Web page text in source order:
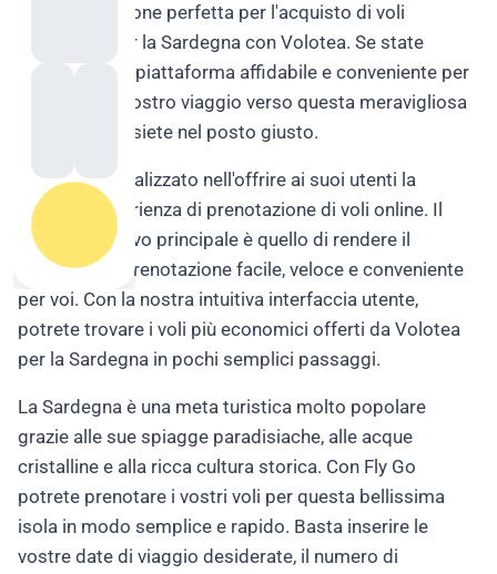
offre la soluzione perfetta per l'acquisto di voli
economici per la Sardegna con Volotea. Se state
cercando una piattaforma affidabile e conveniente per
pianificare il vostro viaggio verso questa meravigliosa
destinazione, siete nel posto giusto.
Fly Go è specializzato nell'offrire ai suoi utenti la
migliore esperienza di prenotazione di voli online. Il
nostro obiettivo principale è quello di rendere il
processo di prenotazione facile, veloce e conveniente
per voi. Con la nostra intuitiva interfaccia utente,
potrete trovare i voli più economici offerti da Volotea
per la Sardegna in pochi semplici passaggi.
La Sardegna è una meta turistica molto popolare
grazie alle sue spiagge paradisiache, alle acque
cristalline e alla ricca cultura storica. Con Fly Go
potrete prenotare i vostri voli per questa bellissima
isola in modo semplice e rapido. Basta inserire le
vostre date di viaggio desiderate, il numero di